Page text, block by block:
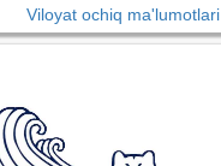
Viloyat ochiq ma'lumotlari